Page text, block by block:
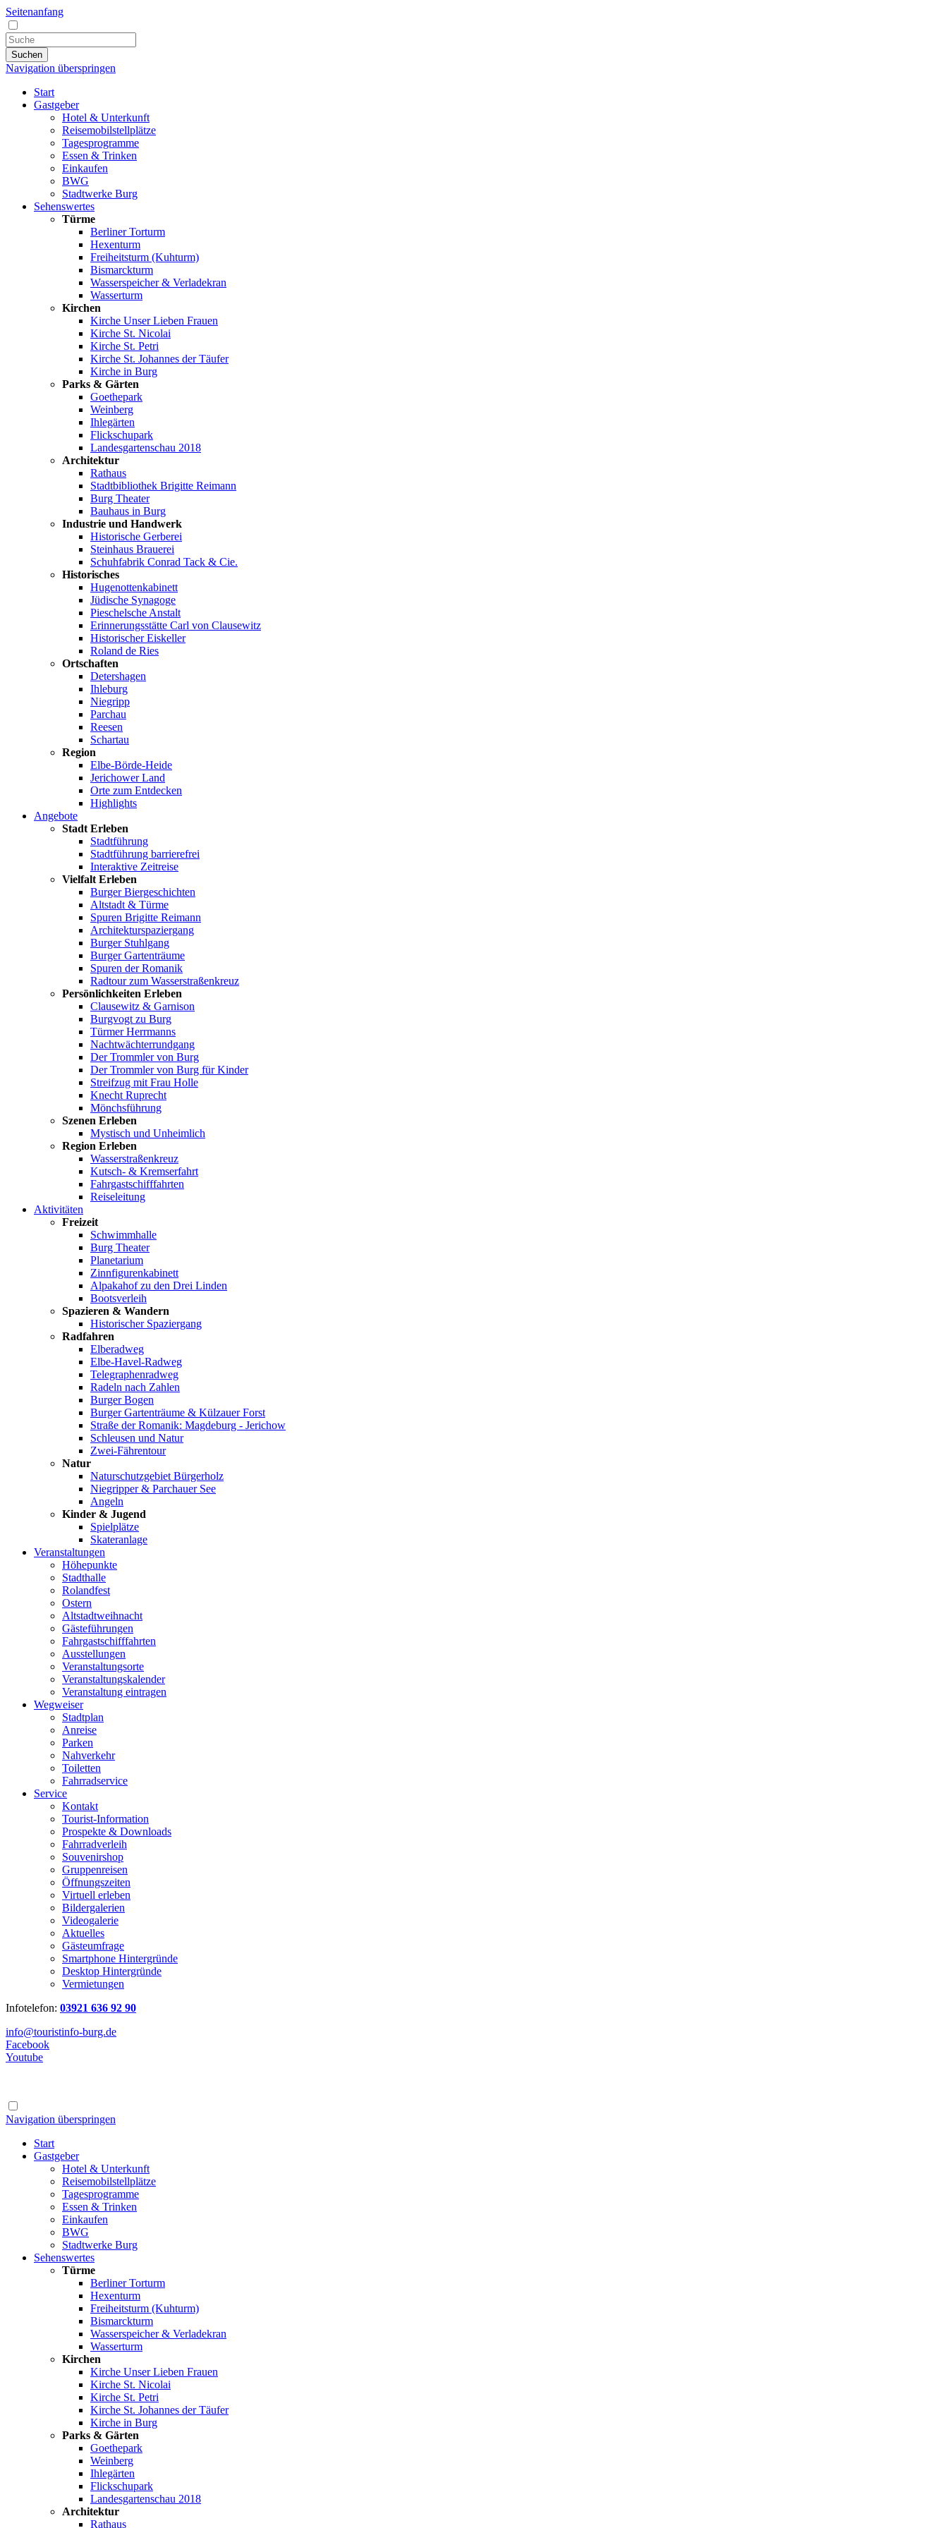
Seitenanfang
Suchen
Navigation überspringen
Start
Gastgeber
Hotel & Unterkunft
Reisemobilstellplätze
Tagesprogramme
Essen & Trinken
Einkaufen
BWG
Stadtwerke Burg
Sehenswertes
Türme
Berliner Torturm
Hexenturm
Freiheitsturm (Kuhturm)
Bismarckturm
Wasserspeicher & Verladekran
Wasserturm
Kirchen
Kirche Unser Lieben Frauen
Kirche St. Nicolai
Kirche St. Petri
Kirche St. Johannes der Täufer
Kirche in Burg
Parks & Gärten
Goethepark
Weinberg
Ihlegärten
Flickschupark
Landesgartenschau 2018
Architektur
Rathaus
Stadtbibliothek Brigitte Reimann
Burg Theater
Bauhaus in Burg
Industrie und Handwerk
Historische Gerberei
Steinhaus Brauerei
Schuhfabrik Conrad Tack & Cie.
Historisches
Hugenottenkabinett
Jüdische Synagoge
Pieschelsche Anstalt
Erinnerungsstätte Carl von Clausewitz
Historischer Eiskeller
Roland de Ries
Ortschaften
Detershagen
Ihleburg
Niegripp
Parchau
Reesen
Schartau
Region
Elbe-Börde-Heide
Jerichower Land
Orte zum Entdecken
Highlights
Angebote
Stadt Erleben
Stadtführung
Stadtführung barrierefrei
Interaktive Zeitreise
Vielfalt Erleben
Burger Biergeschichten
Altstadt & Türme
Spuren Brigitte Reimann
Architekturspaziergang
Burger Stuhlgang
Burger Gartenträume
Spuren der Romanik
Radtour zum Wasserstraßenkreuz
Persönlichkeiten Erleben
Clausewitz & Garnison
Burgvogt zu Burg
Türmer Herrmanns
Nachtwächterrundgang
Der Trommler von Burg
Der Trommler von Burg für Kinder
Streifzug mit Frau Holle
Knecht Ruprecht
Mönchsführung
Szenen Erleben
Mystisch und Unheimlich
Region Erleben
Wasserstraßenkreuz
Kutsch- & Kremserfahrt
Fahrgastschifffahrten
Reiseleitung
Aktivitäten
Freizeit
Schwimmhalle
Burg Theater
Planetarium
Zinnfigurenkabinett
Alpakahof zu den Drei Linden
Bootsverleih
Spazieren & Wandern
Historischer Spaziergang
Radfahren
Elberadweg
Elbe-Havel-Radweg
Telegraphenradweg
Radeln nach Zahlen
Burger Bogen
Burger Gartenträume & Külzauer Forst
Straße der Romanik: Magdeburg - Jerichow
Schleusen und Natur
Zwei-Fährentour
Natur
Naturschutzgebiet Bürgerholz
Niegripper & Parchauer See
Angeln
Kinder & Jugend
Spielplätze
Skateranlage
Veranstaltungen
Höhepunkte
Stadthalle
Rolandfest
Ostern
Altstadtweihnacht
Gästeführungen
Fahrgastschifffahrten
Ausstellungen
Veranstaltungsorte
Veranstaltungskalender
Veranstaltung eintragen
Wegweiser
Stadtplan
Anreise
Parken
Nahverkehr
Toiletten
Fahrradservice
Service
Kontakt
Tourist-Information
Prospekte & Downloads
Fahrradverleih
Souvenirshop
Gruppenreisen
Öffnungszeiten
Virtuell erleben
Bildergalerien
Videogalerie
Aktuelles
Gästeumfrage
Smartphone Hintergründe
Desktop Hintergründe
Vermietungen
Infotelefon: 03921 636 92 90
info@touristinfo-burg.de
Facebook
Youtube
Navigation überspringen
Start
Gastgeber
Hotel & Unterkunft
Reisemobilstellplätze
Tagesprogramme
Essen & Trinken
Einkaufen
BWG
Stadtwerke Burg
Sehenswertes
Türme
Berliner Torturm
Hexenturm
Freiheitsturm (Kuhturm)
Bismarckturm
Wasserspeicher & Verladekran
Wasserturm
Kirchen
Kirche Unser Lieben Frauen
Kirche St. Nicolai
Kirche St. Petri
Kirche St. Johannes der Täufer
Kirche in Burg
Parks & Gärten
Goethepark
Weinberg
Ihlegärten
Flickschupark
Landesgartenschau 2018
Architektur
Rathaus